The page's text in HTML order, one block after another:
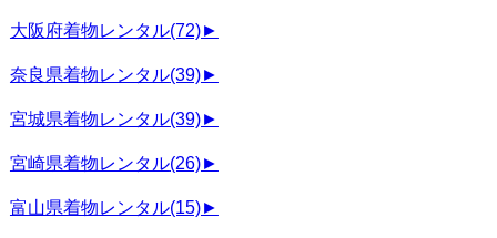
大阪府着物レンタル(72)►
奈良県着物レンタル(39)►
宮城県着物レンタル(39)►
宮崎県着物レンタル(26)►
富山県着物レンタル(15)►